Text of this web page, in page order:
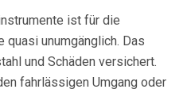
ist für die
unumgänglich. Das
und Schäden versichert.
fahrlässigen Umgang oder